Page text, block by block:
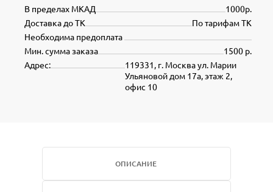
1000р.
В пределах МКАД
По тарифам ТК
Доставка до ТК
Необходима предоплата
1500 р.
Мин. сумма заказа
119331, г. Москва ул. Марии
Ульяновой дом 17а, этаж 2,
офис 10
Адрес:
ОПИСАНИЕ